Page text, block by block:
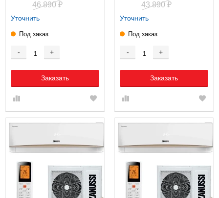
46 890 ₽
Уточнить
Под заказ
- +
Заказать
43 890 ₽
Уточнить
Под заказ
- +
Заказать